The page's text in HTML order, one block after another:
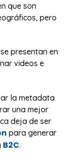
que son
pero
presentan en
videos e
la metadata
una mejor
deja de ser
para generar
B2C.